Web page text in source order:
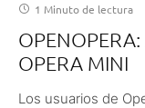
1 Minuto de lectura
OPENOPERA:
OPERA MINI
Los usuarios de